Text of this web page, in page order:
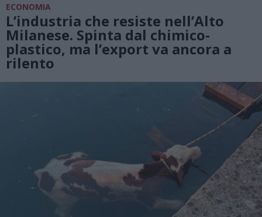
ECONOMIA
L’industria che resiste nell’Alto
Milanese. Spinta dal chimico-
plastico, ma l’export va ancora a
rilento